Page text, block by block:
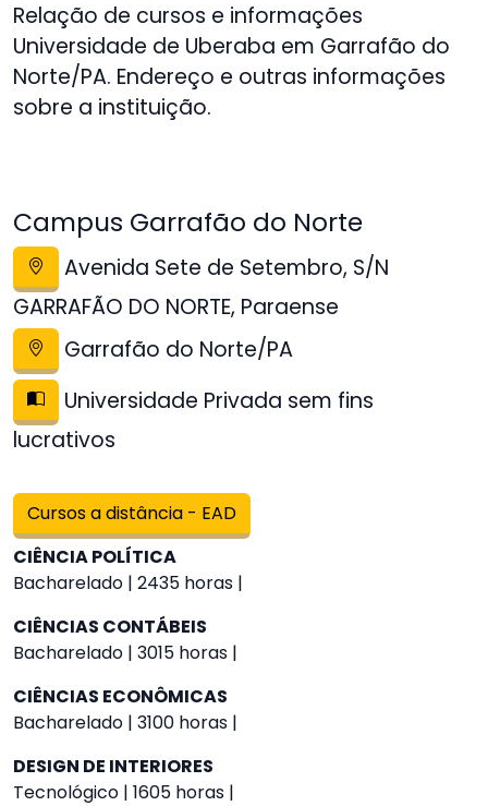
Relação de cursos e informações
Universidade de Uberaba em Garrafão do
Norte/PA. Endereço e outras informações
sobre a instituição.
Campus Garrafão do Norte
Avenida Sete de Setembro, S/N
GARRAFÃO DO NORTE, Paraense
Garrafão do Norte/PA
Universidade Privada sem fins
lucrativos
Cursos a distância - EAD
CIÊNCIA POLÍTICA
Bacharelado | 2435 horas |
CIÊNCIAS CONTÁBEIS
Bacharelado | 3015 horas |
CIÊNCIAS ECONÔMICAS
Bacharelado | 3100 horas |
DESIGN DE INTERIORES
Tecnológico | 1605 horas |